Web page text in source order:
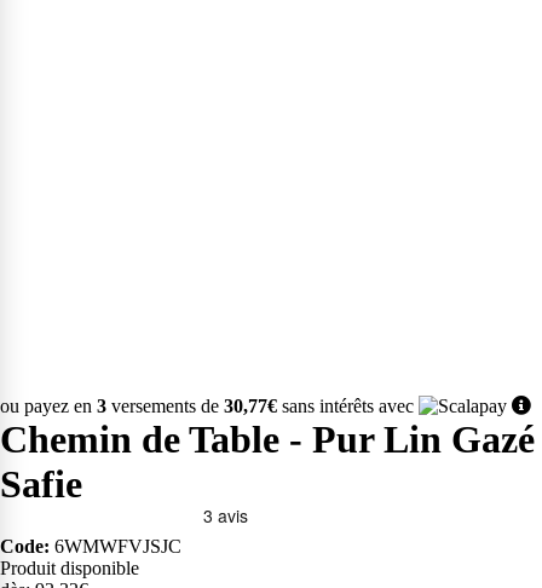
ou payez en 3 versements de 30,77€ sans intérêts avec
Chemin de Table - Pur Lin Gazé
Safie
Code: 6WMWFVJSJC
Produit disponible